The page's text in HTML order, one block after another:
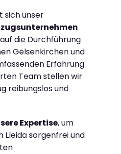
sich unser
auf die Durchführung
Gelsenkirchen und
Erfahrung
Team stellen wir
reibungslos und
Expertise, um
Lleida sorgenfrei und